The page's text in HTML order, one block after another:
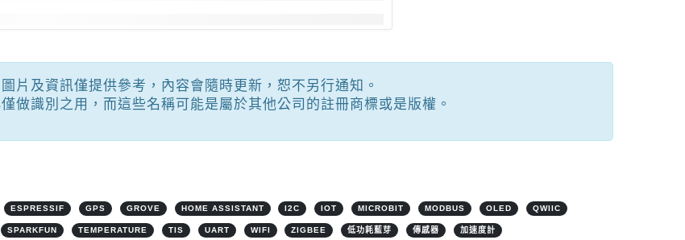
片及資訊僅提供參考，內容會隨時更新，恕不另行通知。
做識別之用，而這些名稱可能是屬於其他公司的註冊商標或是版權。
ESPRESSIF GPS GROVE HOME ASSISTANT I2C IOT MICROBIT MODBUS OLED QWIIC
SPARKFUN TEMPERATURE TIS UART WIFI ZIGBEE 低功耗藍芽 傳感器 加速度計